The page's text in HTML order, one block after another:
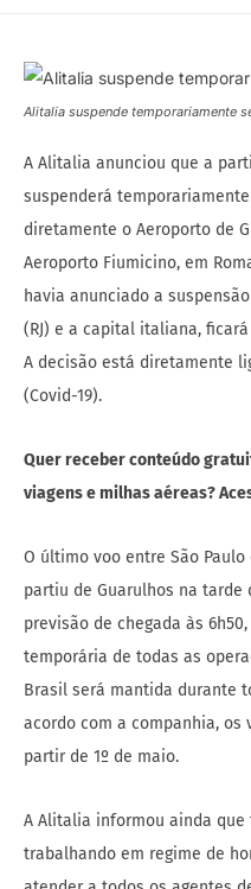
Alitalia suspende temporariamente
A Alitalia anunciou que a
suspenderá temporariamente
diretamente o Aeroporto de
Aeroporto Fiumicino, em
havia anunciado a
(RJ) e a capital italiana,
A decisão está diretamente
(Covid-19).
Quer receber conteúdo
viagens e milhas aéreas?
O último voo entre São
partiu de Guarulhos na
previsão de chegada às
temporária de todas as
Brasil será mantida durante
acordo com a companhia,
partir de 1º de maio.
A Alitalia informou ainda que
trabalhando em regime de